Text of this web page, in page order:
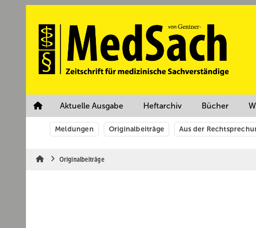
Aktuelle Ausgabe Heftarchiv Bücher
Meldungen Originalbeiträge Aus der
Originalbeiträge